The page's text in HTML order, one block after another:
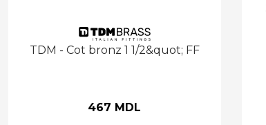
TDM - Teu bronz 1/2'' (MMM)
93 MDL